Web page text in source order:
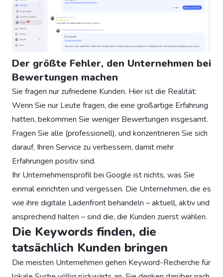
Der größte Fehler, den Unternehmen bei
Bewertungen machen
Sie fragen nur zufriedene Kunden. Hier ist die Realität:
Wenn Sie nur Leute fragen, die eine großartige Erfahrung
hatten, bekommen Sie weniger Bewertungen insgesamt.
Fragen Sie alle (professionell), und konzentrieren Sie sich
darauf, Ihren Service zu verbessern, damit mehr
Erfahrungen positiv sind.
Ihr Unternehmensprofil bei Google ist nichts, was Sie
einmal einrichten und vergessen. Die Unternehmen, die es
wie ihre digitale Ladenfront behandeln – aktuell, aktiv und
ansprechend halten – sind die, die Kunden zuerst wählen.
Die Keywords finden, die
tatsächlich Kunden bringen
Die meisten Unternehmen gehen Keyword-Recherche für